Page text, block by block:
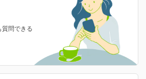
の特長
選ばれる理由がわかる！
える
る
の変更
求人の変更
の再開
認
約の申し込み など
質問できる